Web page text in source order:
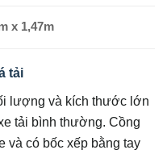
x 1,47m
tải
lượng và kích thước lớn
tải bình thường. Cồng
và có bốc xếp bằng tay